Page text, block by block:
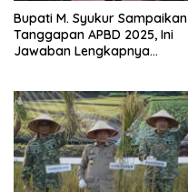
Bupati M. Syukur Sampaikan
Tanggapan APBD 2025, Ini
Jawaban Lengkapnya…